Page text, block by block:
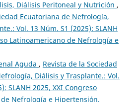
Diálisis Peritoneal y Nutrición ,
Ecuatoriana de Nefrología,
Vol. 13 Núm. S1 (2025): SLANH
Latinoamericano de Nefrología e
Aguda , Revista de la Sociedad
Diálisis y Trasplante.: Vol.
SLANH 2025, XXI Congreso
Nefrología e Hipertensión.